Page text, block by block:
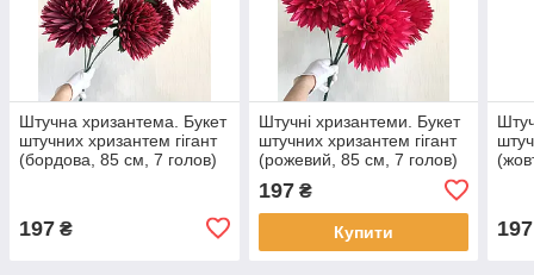
Штучна хризантема. Букет
штучних хризантем гігант
(бордова, 85 см, 7 голов)
197 ₴
Штучні хризантеми. Букет
штучних хризантем гігант
(рожевий, 85 см, 7 голов)
197₴
Купити 197